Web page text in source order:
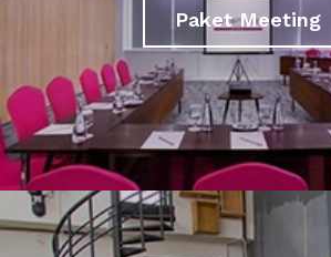
Paket Meeting